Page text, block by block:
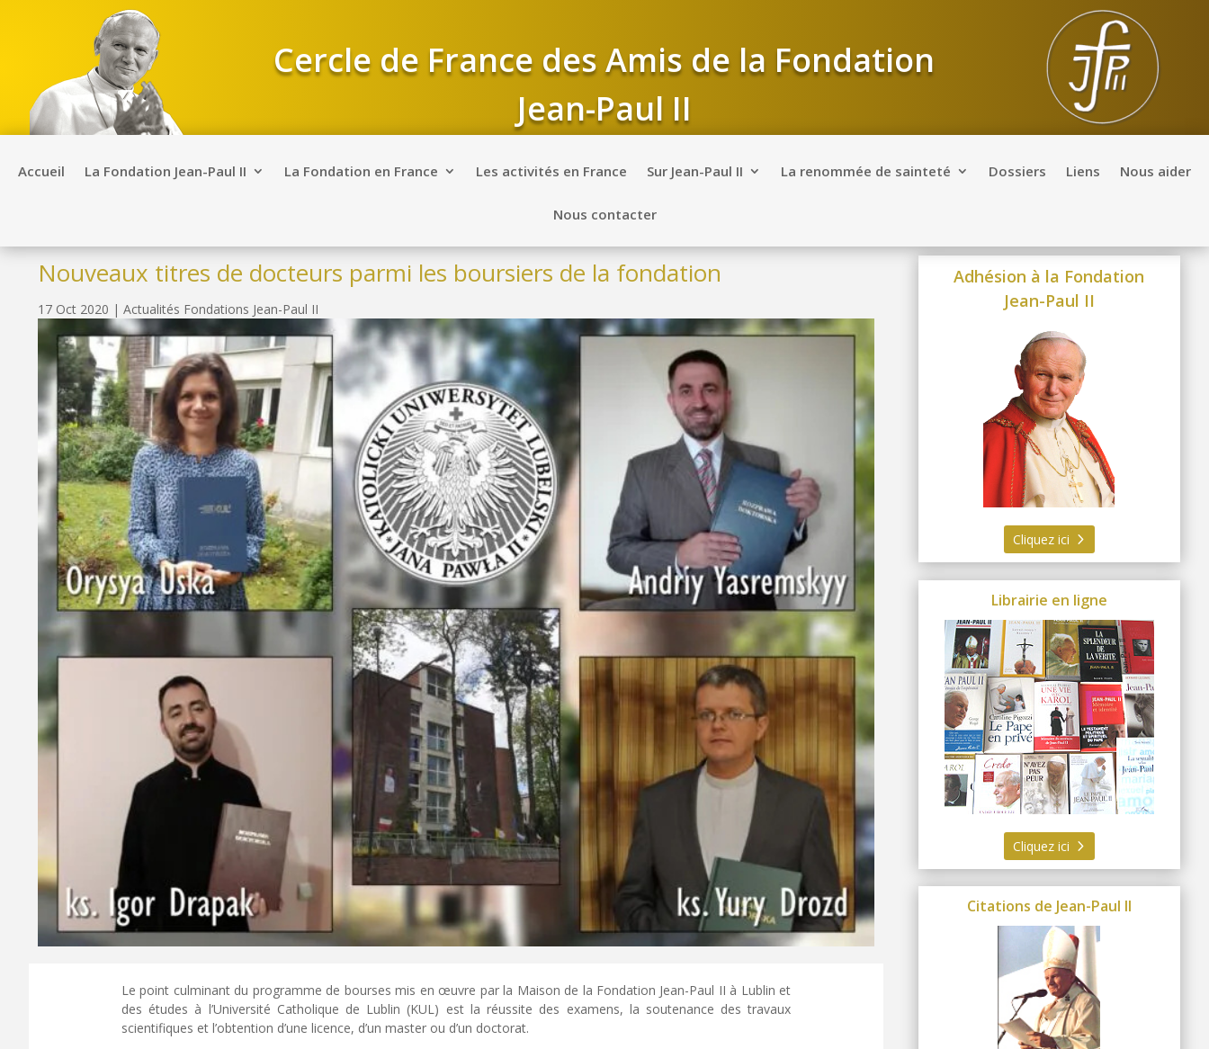
Cercle de France des Amis de la Fondation
Jean-Paul II
Accueil La Fondation Jean-Paul II La Fondation en France Les activités en France Sur Jean-Paul II La renommée de sainteté Dossiers Liens Nous aider
Nous contacter
Nouveaux titres de docteurs parmi les boursiers de la fondation
17 Oct 2020 | Actualités Fondations Jean-Paul II
Le point culminant du programme de bourses mis en œuvre par la Maison de la Fondation Jean-Paul II à Lublin et
des études à l’Université Catholique de Lublin (KUL) est la réussite des examens, la soutenance des travaux
scientifiques et l’obtention d’une licence, d’un master ou d’un doctorat.
Adhésion à la Fondation
Jean-Paul II
Cliquez ici
Librairie en ligne
Cliquez ici
Citations de Jean-Paul II